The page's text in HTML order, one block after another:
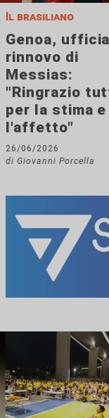
Il brasiliano
Genoa,
rinnovo di
Messias:
"Ringrazio
per la stima e
l'affetto"
26/06/2026
di Giovanni Porcella